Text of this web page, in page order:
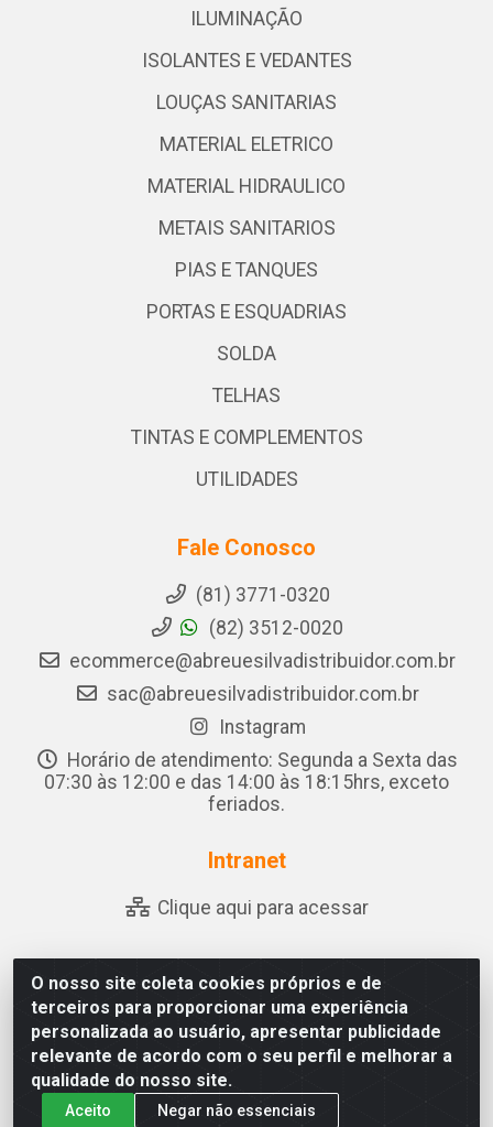
O nosso site coleta cookies próprios e de
terceiros para proporcionar uma experiência
personalizada ao usuário, apresentar publicidade
relevante de acordo com o seu perfil e melhorar a
qualidade do nosso site.
Aceito Negar não essenciais
ILUMINAÇÃO
ISOLANTES E VEDANTES
LOUÇAS SANITARIAS
MATERIAL ELETRICO
MATERIAL HIDRAULICO
METAIS SANITARIOS
PIAS E TANQUES
PORTAS E ESQUADRIAS
SOLDA
TELHAS
TINTAS E COMPLEMENTOS
UTILIDADES
Fale Conosco
(81) 3771-0320
(82) 3512-0020
ecommerce@abreuesilvadistribuidor.com.br
sac@abreuesilvadistribuidor.com.br
Instagram
Horário de atendimento: Segunda a Sexta das
07:30 às 12:00 e das 14:00 às 18:15hrs, exceto
feriados.
Intranet
Clique aqui para acessar
Abreu & Silva - Rua Padre Jose de Souza Leite, 265 - Ariado,
Olho D'Água das Flores/AL - CEP 57.442-000 - CNPJ
04.790.656/0001-06